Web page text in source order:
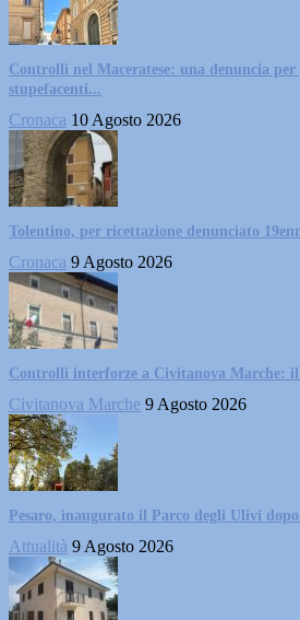
Controlli nel Maceratese: una denuncia
stupefacenti...
Cronaca 10 Agosto 2026
Tolentino, per ricettazione denunciato
Cronaca 9 Agosto 2026
Controlli interforze a Civitanova Marche:
Civitanova Marche 9 Agosto 2026
Pesaro, inaugurato il Parco degli Ulivi
Attualità 9 Agosto 2026